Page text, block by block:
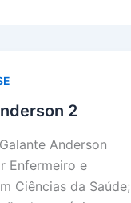
2
Anderson
Enfermeiro e
Ciências da Saúde;